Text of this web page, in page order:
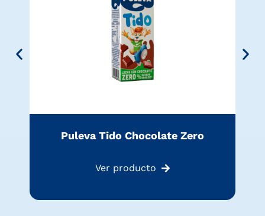
Puleva Tido Chocolate Zero
Ver producto